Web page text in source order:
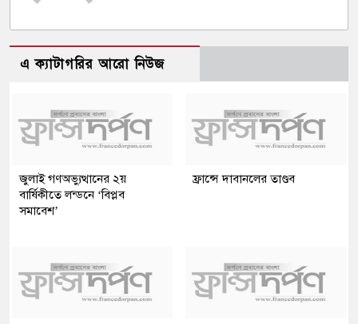
এ ক্যাটাগরির আরো নিউজ
জুলাই গণঅভ্যুত্থানের ২য়
বার্ষিকীতে লন্ডনে ‘বিপ্লব
সমাবেশ’
ফ্রান্সে দাবানলের তাণ্ডব